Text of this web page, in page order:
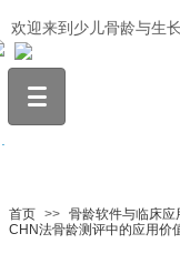
欢迎来到少儿骨龄与生
首页 >> 骨龄软件与临床应
CHN法骨龄测评中的应用价